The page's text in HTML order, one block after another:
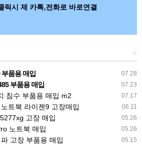
릭시 제 카톡,전화로 바로연결
+
07.28
품용 매입
07.23
부품용 매입
07.17
침수 부품용 매입 m2
06.11
트북 라이젠9 고장매입
05.26
고장 매입
05.26
노트북 매입
05.15
고장 부품용 매입